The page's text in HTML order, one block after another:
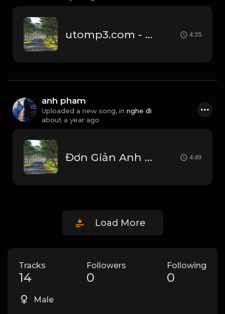
utomp3.com - Đơn Giản Anh Yêu Em Hồ Quốc Việt Lyric Video Nhạc Hot Tiktok 4:35
anh pham
Uploaded a new song, in nghe đi
about a year ago
Đơn Giản Anh Yêu Em (Orinn Remix) - Tiến Tới _ Anh Chẳng Thể Nào Ngừng Yêu Em Remix Hot Tiktok 2023 4:49
Load More
Tracks
14
Followers
0
Following
0
Male